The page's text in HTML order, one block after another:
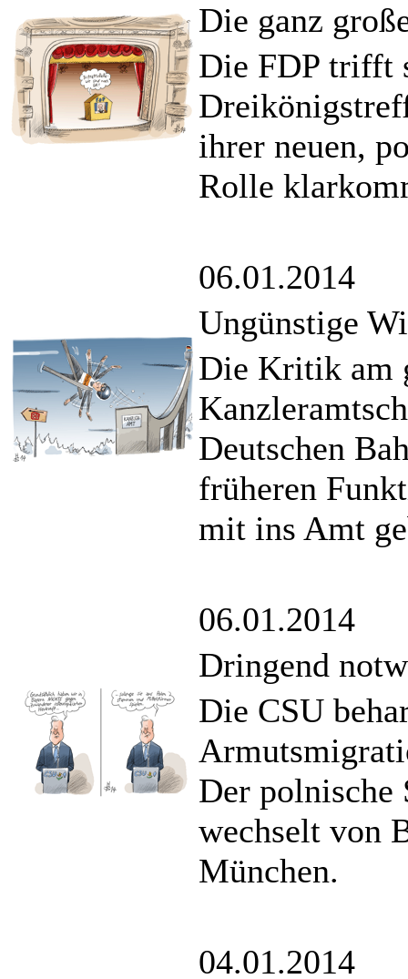
Die ganz
Die FDP trifft
ihrer neuen,
Rolle
06.01.2014
Ungünstige
Die Kritik am
Deutschen
früheren
mit ins Amt
06.01.2014
Dringend
Die CSU
Der polnische
wechselt von
München.
04.01.2014